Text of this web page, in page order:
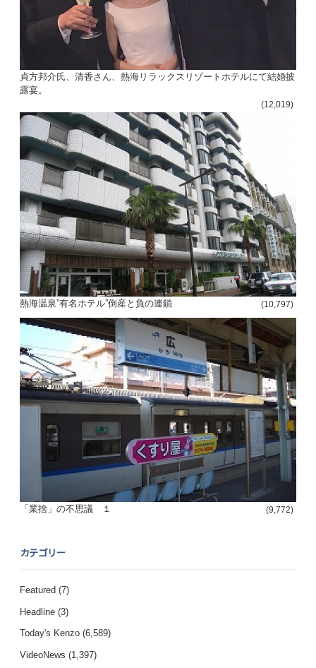
貞方邦介氏、清香さん、熱海リラックスリゾートホテルにて結婚披
露宴。
(12,019)
熱海温泉”有名ホテル”倒産と負の連鎖 (10,797)
「業捨」の不思議 １ (9,772)
カテゴリー
Featured (7)
Headline (3)
Today's Kenzo (6,589)
VideoNews (1,397)